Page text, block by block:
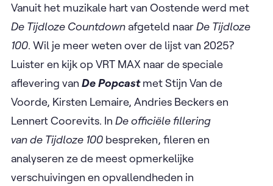
Vanuit het muzikale hart van Oostende werd met
De Tijdloze Countdown afgeteld naarDe Tijdloze
100. Wil je meer weten overde lijst van 2025?
Luister en kijk op VRT MAX naar de speciale
aflevering van De Popcast met Stijn Van de
Voorde, Kirsten Lemaire, Andries Beckers en
Lennert Coorevits. In De officiële fillering
van de Tijdloze 100 bespreken, fileren en
analyseren ze de meest opmerkelijke
verschuivingen en opvallendheden in